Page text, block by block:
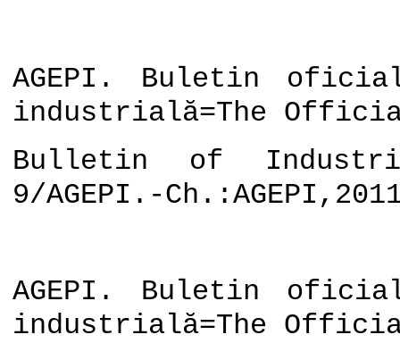
AGEPI. Buletin
industrială=The
Bulletin of
9/AGEPI.-
AGEPI. Buletin
industrială=The